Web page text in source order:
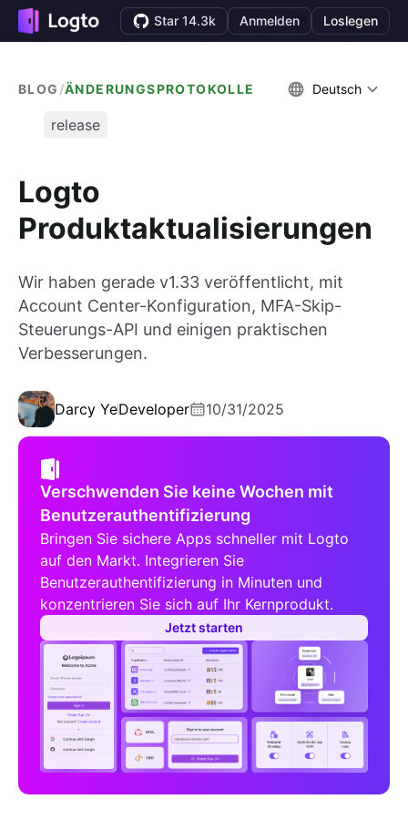
Star 14.3k Anmelden Loslegen
BLOG /ÄNDERUNGSPROTOKOLLE Deutsch
release
Logto
Produktaktualisierungen
Wir haben gerade v1.33 veröffentlicht, mit
Account Center-Konfiguration, MFA-Skip-
Steuerungs-API und einigen praktischen
Verbesserungen.
Darcy YeDeveloper 10/31/2025
Verschwenden Sie keine Wochen mit
Benutzerauthentifizierung
Bringen Sie sichere Apps schneller mit Logto
auf den Markt. Integrieren Sie
Benutzerauthentifizierung in Minuten und
konzentrieren Sie sich auf Ihr Kernprodukt.
Jetzt starten